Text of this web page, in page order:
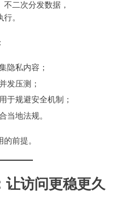
二次分发数据，
行。
隐私内容；
发压测；
于规避安全机制；
当地法规。
前提。
让访问更稳更久